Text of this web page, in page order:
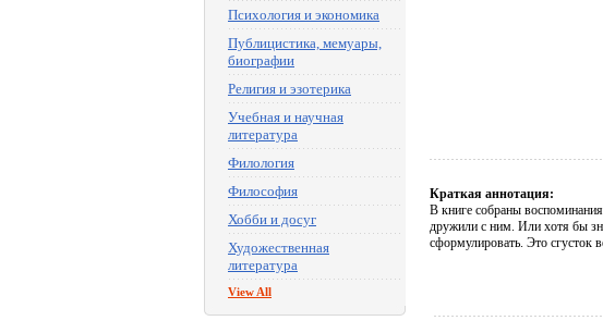
Психология и экономика
Публицистика, мемуары,
биографии
Религия и эзотерика
Учебная и научная
литература
Филология
Философия
Хобби и досуг
Художественная
литература
View All
Краткая аннотация:
В книге собраны
дружили с ним. Или хотя бы
сформулировать. Это сгусток